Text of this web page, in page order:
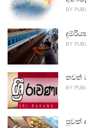
BY
BY
තවත්
BY
පුවක්